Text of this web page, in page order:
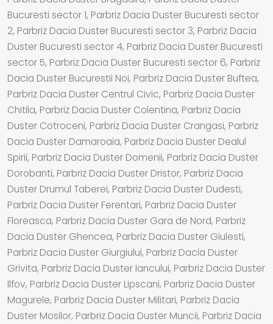
Bucuresti sector 1, Parbriz Dacia Duster Bucuresti sector
2, Parbriz Dacia Duster Bucuresti sector 3, Parbriz Dacia
Duster Bucuresti sector 4, Parbriz Dacia Duster Bucuresti
sector 5, Parbriz Dacia Duster Bucuresti sector 6, Parbriz
Dacia Duster Bucurestii Noi, Parbriz Dacia Duster Buftea,
Parbriz Dacia Duster Centrul Civic, Parbriz Dacia Duster
Chitila, Parbriz Dacia Duster Colentina, Parbriz Dacia
Duster Cotroceni, Parbriz Dacia Duster Crangasi, Parbriz
Dacia Duster Damaroaia, Parbriz Dacia Duster Dealul
Spirii, Parbriz Dacia Duster Domenii, Parbriz Dacia Duster
Dorobanti, Parbriz Dacia Duster Dristor, Parbriz Dacia
Duster Drumul Taberei, Parbriz Dacia Duster Dudesti,
Parbriz Dacia Duster Ferentari, Parbriz Dacia Duster
Floreasca, Parbriz Dacia Duster Gara de Nord, Parbriz
Dacia Duster Ghencea, Parbriz Dacia Duster Giulesti,
Parbriz Dacia Duster Giurgiului, Parbriz Dacia Duster
Grivita, Parbriz Dacia Duster Iancului, Parbriz Dacia Duster
Ilfov, Parbriz Dacia Duster Lipscani, Parbriz Dacia Duster
Magurele, Parbriz Dacia Duster Militari, Parbriz Dacia
Duster Mosilor, Parbriz Dacia Duster Muncii, Parbriz Dacia